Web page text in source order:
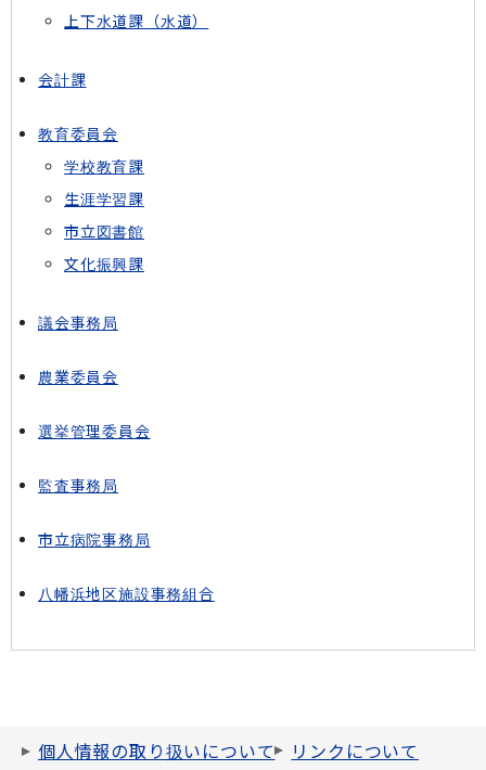
上下水道課（水道）
会計課
教育委員会
学校教育課
生涯学習課
市立図書館
文化振興課
議会事務局
農業委員会
選挙管理委員会
監査事務局
市立病院事務局
八幡浜地区施設事務組合
個人情報の取り扱いについて
リンクについて